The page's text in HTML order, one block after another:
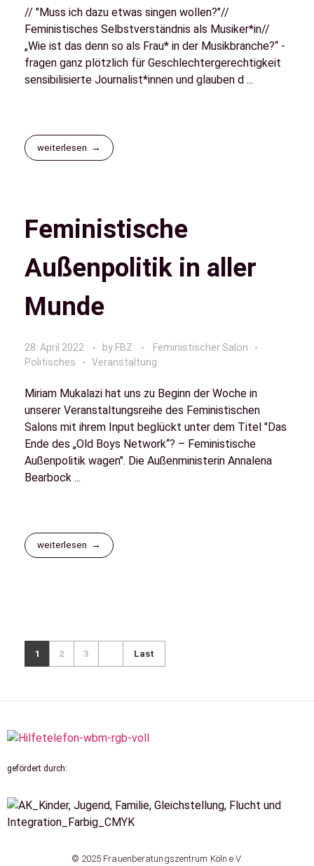
// "Muss ich dazu etwas singen wollen?"//
Feministisches Selbstverständnis als Musiker*in//
„Wie ist das denn so als Frau* in der Musikbranche?“ -
fragen ganz plötzlich für Geschlechtergerechtigkeit
sensibilisierte Journalist*innen und glauben d ...
weiterlesen
Feministische
Außenpolitik in aller
Munde
28. April 2022 by FBZ
Feministischer Salon
Politisches
Veranstaltung
Miriam Mukalazi hat uns zu Beginn der Woche in
unserer Veranstaltungsreihe des Feministischen
Salons mit ihrem Input beglückt unter dem Titel "Das
Ende des „Old Boys Network“? – Feministische
Außenpolitik wagen". Die Außenministerin Annalena
Bearbock ...
weiterlesen
1 2 3 Last
gefördert durch:
© 2025 Frauenberatungszentrum Köln e.V.